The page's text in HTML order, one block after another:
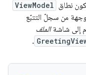
نطاق ViewModel
من سجلّ التتبّع
إلى شاشةالملف
.